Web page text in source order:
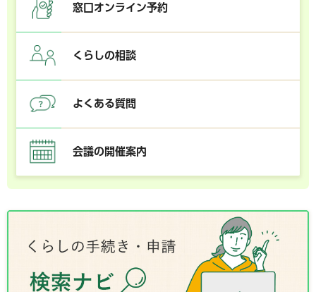
窓口オンライン予約
くらしの相談
よくある質問
会議の開催案内